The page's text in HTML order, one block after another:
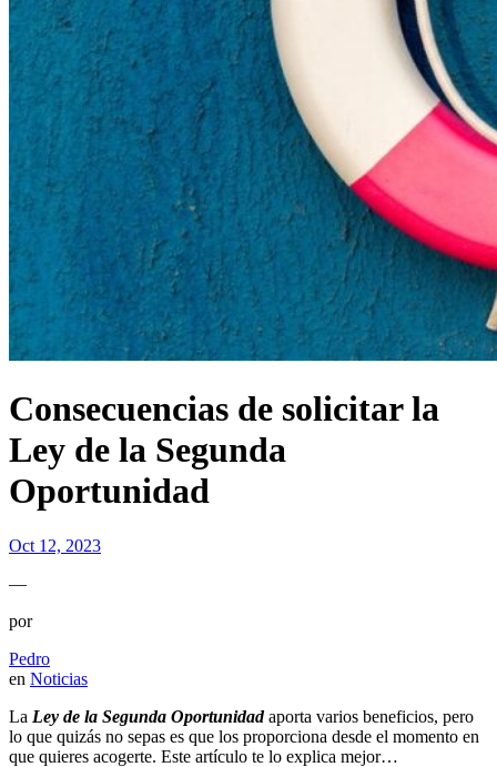
Consecuencias de solicitar la
Ley de la Segunda
Oportunidad
Oct 12, 2023
—
por
Pedro
en Noticias
La Ley de la Segunda Oportunidadaporta varios beneficios, pero
lo que quizás no sepas es que los proporciona desde el momento en
que quieres acogerte. Este artículo te lo explica mejor…